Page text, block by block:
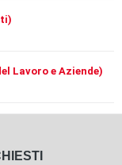
Lavoro e Aziende)